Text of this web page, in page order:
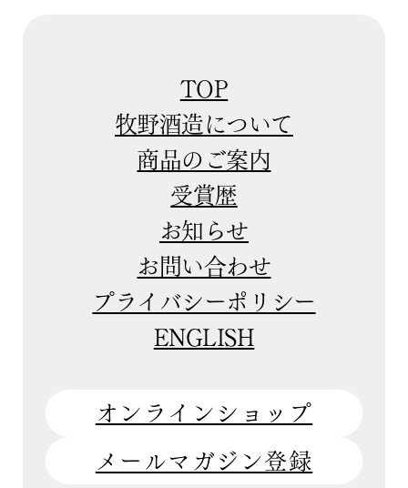
TOP
牧野酒造について
商品のご案内
受賞歴
お知らせ
お問い合わせ
プライバシーポリシー
ENGLISH
オンラインショップ
メールマガジン登録